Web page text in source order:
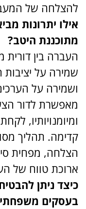
להצלחה של
אילו יתרונות
מתוכננת היטב?
העברה בין
שמירה על יציבות
ושמירה על
מאפשרת לדור
ומיומנויותיו,
קדימה. תהליך
הצלחה, מפחית
ארוכת טווח של
כיצד ניתן
בעסקים